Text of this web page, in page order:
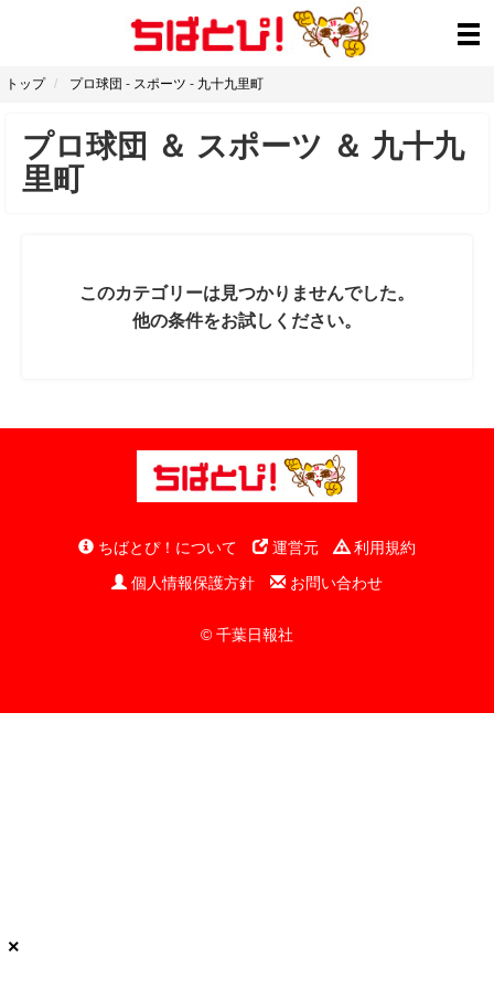
トップ プロ球団 - スポーツ - 九十九里町
プロ球団 ＆ スポーツ ＆ 九十九
里町
このカテゴリーは見つかりませんでした。
他の条件をお試しください。
ちばとぴ！について 運営元
利用規約
個人情報保護方針
お問い合わせ
© 千葉日報社
×